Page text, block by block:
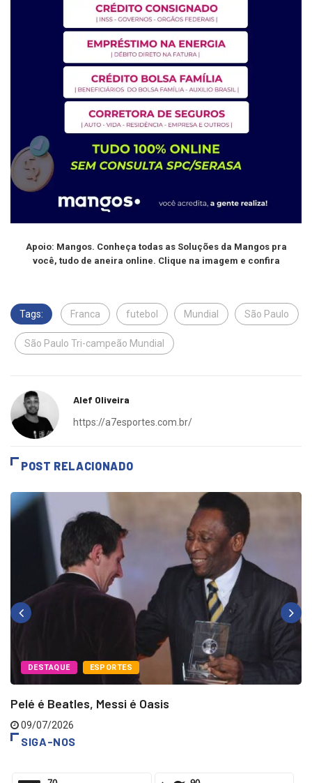
Apoio: Mangos. Conheça todas as Soluções da Mangos pra
você, tudo de aneira online. Clique na imagem e confira
Tags: Franca futebol Mundial São Paulo
São Paulo Tri-campeão Mundial
Alef Oliveira
https://a7esportes.com.br/
POST RELACIONADO
DESTAQUE ESPORTES
Pelé é Beatles, Messi é Oasis
09/07/2026
SIGA-NOS